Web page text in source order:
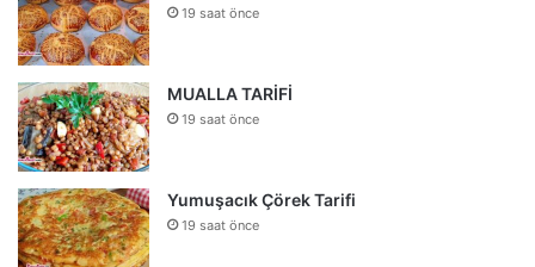
19 saat önce
MUALLA TARİFİ
19 saat önce
Yumuşacık Çörek Tarifi
19 saat önce